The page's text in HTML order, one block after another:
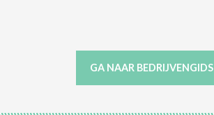
GA NAAR BEDRIJVENGIDS